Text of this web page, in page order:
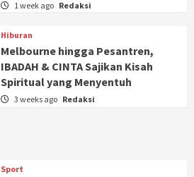
1 week ago Redaksi
Hiburan
Melbourne hingga Pesantren,
IBADAH & CINTA Sajikan Kisah
Spiritual yang Menyentuh
3 weeks ago Redaksi
Sport